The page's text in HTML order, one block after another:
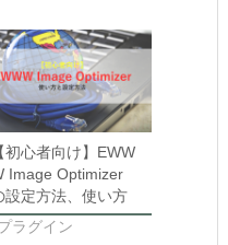
【初心者向け】EWW
Image Optimizer
設定方法、使い方
ラグイン